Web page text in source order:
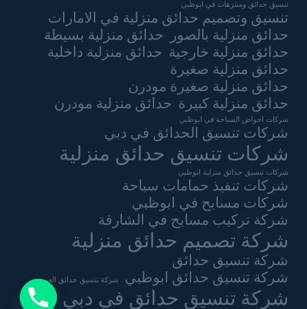
تنسيق حدائق ومنتزهات في ابوظبي
تنسيق وتصميم حدائق منزلية في الامارات
حدائق منزلية بالصور
حدائق منزلية بسيطة
حدائق منزلية خارجية حدائق منزلية داخلية
حدائق منزلية صغيرة
حدائق منزلية صغيرة مودرن
حدائق منزلية كبيرة حدائق منزلية مودرن
شركات احواض السباحة في ابوظبي
شركات تنسيق الحدائق في دبي
شركات تنسيق حدائق منزلية
شركات تنسيق حدائق منزلية ابوظبي
شركات تنفيذ حمامات سباحة
شركات مسابح في ابوظبي
شركة تركيب مسابح في الشارقة
شركة تصميم حدائق منزلية
شركة تنسيق حدائق
شركة تنسيق حدائق ابوظبي
شركة تنسيق حدائق العين
شركة تنسيق حدائق في دبي